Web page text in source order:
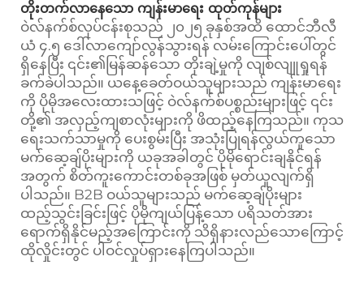
တိုးတက်လာနေသော ကျန်းမာရေး ထုတ်ကုန်များ
ဝဲလ်နက်စ်လုပ်ငန်းစုသည် ၂၀၂၅ ခုနှစ်အထိ ထောင်ဘီလီ
ယံ ၄.၅ ဒေါ်လာကျော်လွန်သွားရန် လမ်းကြောင်းပေါ်တွင်
ရှိနေပြီး ၎င်း၏မြန်ဆန်သော တိုးချဲ့မှုကို လျစ်လျူရှုရန်
ခက်ခဲပါသည်။ ယနေ့ခေတ်ဝယ်သူများသည် ကျန်းမာရေး
ကို ပိုမိုအလေးထားသဖြင့် ဝဲလ်နက်စ်ပစ္စည်းများဖြင့် ၎င်း
တို့၏ အလှည့်ကျစာလုံးများကို ဖိထည့်နေကြသည်။ ကုသ
ရေးသက်သာမှုကို ပေးစွမ်းပြီး အသုံးပြုရန်လွယ်ကူသော
မက်ဆေ့ချ်ပိုးများကို ယခုအခါတွင် ပိုမိုရောင်းချနိုင်ရန်
အတွက် စိတ်ကူးကောင်းတစ်ခုအဖြစ် မှတ်ယူလျက်ရှိ
ပါသည်။ B2B ဝယ်သူများသည် မက်ဆေ့ချ်ပိုးများ
ထည့်သွင်းခြင်းဖြင့် ပိုမိုကျယ်ပြန့်သော ပရိသတ်အား
ရောက်ရှိနိုင်မည့်အကြောင်းကို သိရှိနားလည်သောကြောင့်
ထိုလှိုင်းတွင် ပါဝင်လှုပ်ရှားနေကြပါသည်။